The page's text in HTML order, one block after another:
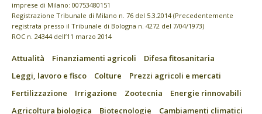
imprese di Milano: 00753480151
Registrazione Tribunale di Milano n. 76 del 5.3.2014 (Precedentemente
registrata presso il Tribunale di Bologna n. 4272 del 7/04/1973)
ROC n. 24344 dell’11 marzo 2014
Attualità Finanziamenti agricoli
Difesa fitosanitaria
Leggi, lavoro e fisco
Colture
Prezzi agricoli e mercati
Fertilizzazione
Irrigazione Zootecnia
Energie rinnovabili
Agricoltura biologica
Biotecnologie
Cambiamenti climatici